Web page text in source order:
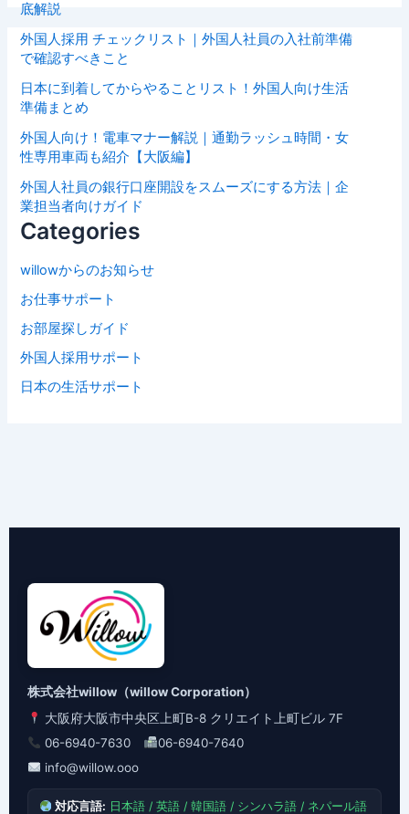
底解説
外国人採用 チェックリスト｜外国人社員の入社前準備
で確認すべきこと
日本に到着してからやることリスト！外国人向け生活
準備まとめ
外国人向け！電車マナー解説｜通勤ラッシュ時間・女
性専用車両も紹介【大阪編】
外国人社員の銀行口座開設をスムーズにする方法｜企
業担当者向けガイド
Categories
willowからのお知らせ
お仕事サポート
お部屋探しガイド
外国人採用サポート
日本の生活サポート
株式会社willow（willow Corporation）
大阪府大阪市中央区上町B-8 クリエイト上町ビル 7F
06-6940-7630
06-6940-7640
info@willow.ooo
対応言語: 日本語 / 英語 / 韓国語 / シンハラ語 / ネパール語